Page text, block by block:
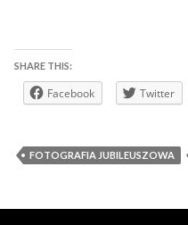
SHARE THIS:
Facebook Twitter
FOTOGRAFIA JUBILEUSZOWA